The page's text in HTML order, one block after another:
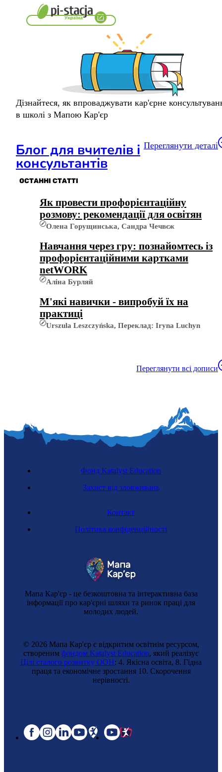
Блог для вчителів і
консультантів
ОСТАННІ СТАТТІ
Як провести профорієнтаційну
розмову: рекомендації для освітян
Олена Горущинська, Сандра Чечвєж
Навчання через гру: познайомтесь із
профорієнтаційними картками
netWORK
Аліна Бурляй
М'які навички - випробуй їх на
практиці
Urszula Leszczyńska, Переклад: Iryna Luchyn
Переглянути всі дописи
Дізнайтеся, як впроваджувати кар'єрне
в школі з Мапою Кар'єр
Переглянути деталі
Мапа Кар'єр - це безкоштовна та інтерактивна база
інформації про кар'єрні шляхи та ринок праці для
молодих людей.
Контакт
Політика конфіденційності
Фонд Katalyst Education
Захист від зловживань
© 2026 Мапа Кар'єр є відкритим освітнім ресурсом,
створеним фондом Katalyst Education, який реалізує
Цілі сталого розвитку ООН: 4. Якісна освіта, 8. Гідна
праця та економічне зростання 10. Cкорочення
нерівності.